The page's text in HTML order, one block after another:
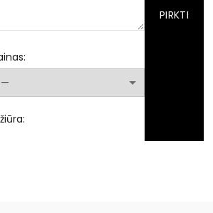
PIRKTI